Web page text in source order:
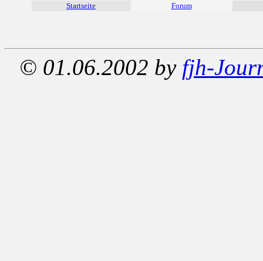
Startseite Forum
© 01.06.2002 by fjh-